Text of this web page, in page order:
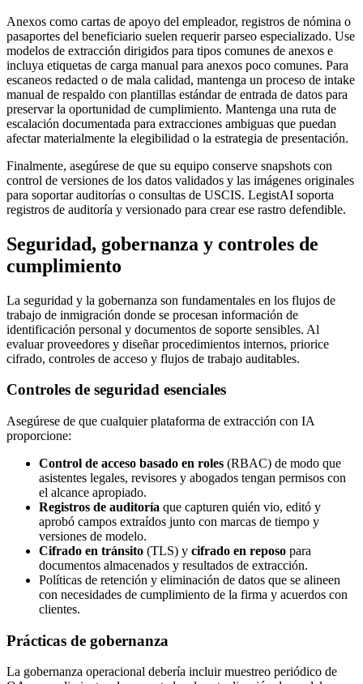
Anexos como cartas de apoyo del empleador, registros de nómina o
pasaportes del beneficiario suelen requerir parseo especializado. Use
modelos de extracción dirigidos para tipos comunes de anexos e
incluya etiquetas de carga manual para anexos poco comunes. Para
escaneos redacted o de mala calidad, mantenga un proceso de intake
manual de respaldo con plantillas estándar de entrada de datos para
preservar la oportunidad de cumplimiento. Mantenga una ruta de
escalación documentada para extracciones ambiguas que puedan
afectar materialmente la elegibilidad o la estrategia de presentación.
Finalmente, asegúrese de que su equipo conserve snapshots con
control de versiones de los datos validados y las imágenes originales
para soportar auditorías o consultas de USCIS. LegistAI soporta
registros de auditoría y versionado para crear ese rastro defendible.
Seguridad, gobernanza y controles de
cumplimiento
La seguridad y la gobernanza son fundamentales en los flujos de
trabajo de inmigración donde se procesan información de
identificación personal y documentos de soporte sensibles. Al
evaluar proveedores y diseñar procedimientos internos, priorice
cifrado, controles de acceso y flujos de trabajo auditables.
Controles de seguridad esenciales
Asegúrese de que cualquier plataforma de extracción con IA
proporcione:
Control de acceso basado en roles (RBAC) de modo que
asistentes legales, revisores y abogados tengan permisos con
el alcance apropiado.
Registros de auditoría que capturen quién vio, editó y
aprobó campos extraídos junto con marcas de tiempo y
versiones de modelo.
Cifrado en tránsito (TLS) y cifrado en reposo para
documentos almacenados y resultados de extracción.
Políticas de retención y eliminación de datos que se alineen
con necesidades de cumplimiento de la firma y acuerdos con
clientes.
Prácticas de gobernanza
La gobernanza operacional debería incluir muestreo periódico de